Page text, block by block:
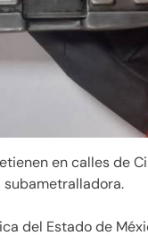
en calles de
subametralladora.
del Estado de